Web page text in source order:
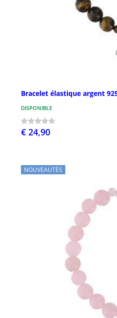
Bracelet élastique argent
DISPONIBLE
€ 24,90
NOUVEAUTÉS